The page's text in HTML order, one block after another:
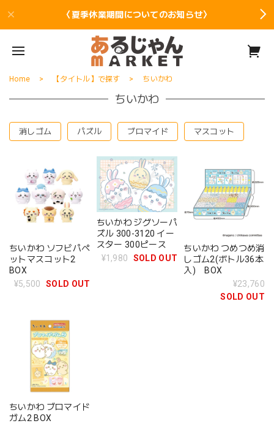
〈夏季休業期間についてのお知らせ〉
Home 【タイトル】で探す ちいかわ
ちいかわ
消しゴム パズル ブロマイド マスコット
ちいかわ ソフビパペ
ットマスコット2
BOX
¥5,500
SOLD OUT
ちいかわ ジグソーパ
ズル 300-3120 イー
スター 300ピース
¥1,980
SOLD OUT
ちいかわ つめつめ消
しゴム2(ボトル36本
入) BOX
¥23,760
SOLD OUT
ちいかわ ブロマイド
ガム2 BOX